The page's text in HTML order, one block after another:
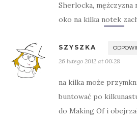
Sherlocka,
oko na kilka notek
SZYSZKA
26 lutego 2012 at 00:28
na kilka może
buntować po
do Making Of i